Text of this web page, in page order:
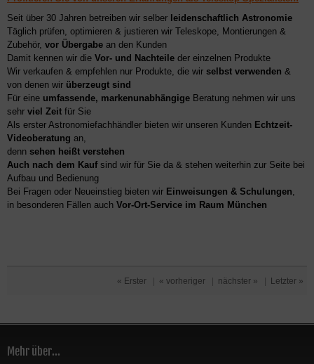
Seit über 30 Jahren betreiben wir selber leidenschaftlich Astronomie
Täglich prüfen, optimieren & justieren wir Teleskope, Montierungen &
Zubehör, vor Übergabe an den Kunden
Damit kennen wir die Vor- und Nachteile der einzelnen Produkte
Wir verkaufen & empfehlen nur Produkte, die wir selbst verwenden &
von denen wir überzeugt sind
Für eine umfassende, markenunabhängige Beratung nehmen wir uns
sehr viel Zeit für Sie
Als erster Astronomiefachhändler bieten wir unseren Kunden Echtzeit-
Videoberatung an,
denn sehen heißt verstehen
Auch nach dem Kaufsind wir für Sie da & stehen weiterhin zur Seite bei
Aufbau und Bedienung
Bei Fragen oder Neueinstieg bieten wir Einweisungen & Schulungen
in besonderen Fällen auch Vor-Ort-Service im Raum München
« Erster | « vorheriger | nächster » | Letzter »
Mehr über...